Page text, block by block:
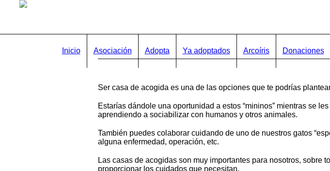
Inicio Asociación Adopta Ya adoptados Arcoíris Donaciones
Ser casa de acogida es una de las opciones que te podrías
Estarías dándole una oportunidad a estos “mininos” mientras se
aprendiendo a sociabilizar con humanos y otros animales.
También puedes colaborar cuidando de uno de nuestros gatos
alguna enfermedad, operación, etc.
Las casas de acogidas son muy importantes para nosotros, sobre
proporcionar los cuidados que necesitan.